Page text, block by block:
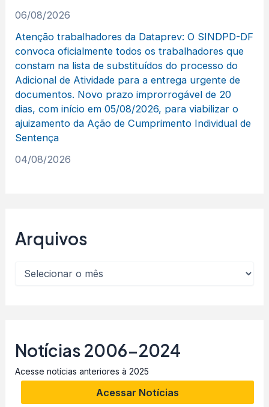
06/08/2026
Atenção trabalhadores da Dataprev: O SINDPD-DF
convoca oficialmente todos os trabalhadores que
constam na lista de substituídos do processo do
Adicional de Atividade para a entrega urgente de
documentos. Novo prazo improrrogável de 20
dias, com início em 05/08/2026, para viabilizar o
ajuizamento da Ação de Cumprimento Individual de
Sentença
04/08/2026
Arquivos
Notícias 2006-2024
Acesse notícias anteriores à 2025
Acessar Notícias